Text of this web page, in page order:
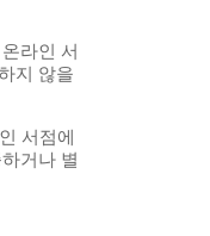
라인 서
지 않을
서점에
거나 별